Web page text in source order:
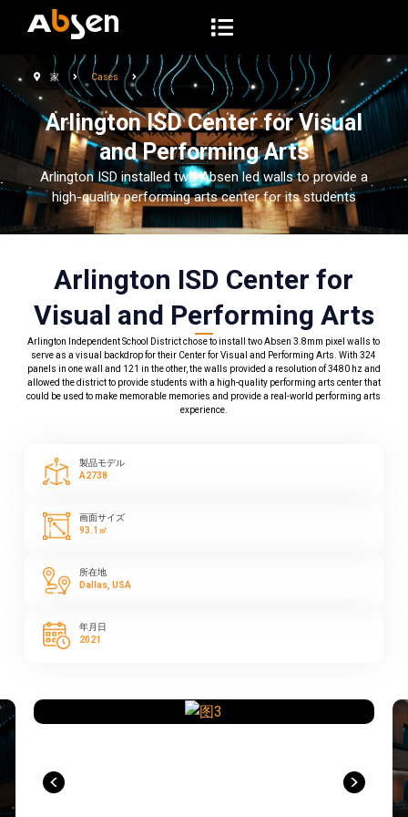
コ
ン
ス
キ
ッ
プ
家 Cases
Arlington ISD Center for Visual
and Performing Arts
Arlington ISD installed two Absen led walls to provide a
high-quality performing arts center for its students
Arlington ISD Center for
Visual and Performing Arts
Arlington Independent School District chose to install two Absen 3.8mm pixel walls to
serve as a visual backdrop for their Center for Visual and Performing Arts. With 324
panels in one wall and 121 in the other, the walls provided a resolution of 3480 hz and
allowed the district to provide students with a high-quality performing arts center that
could be used to make memorable memories and provide a real-world performing arts
experience.
製品モデル
A2738
画面サイズ
93.1㎡
所在地
Dallas, USA
年月日
2021